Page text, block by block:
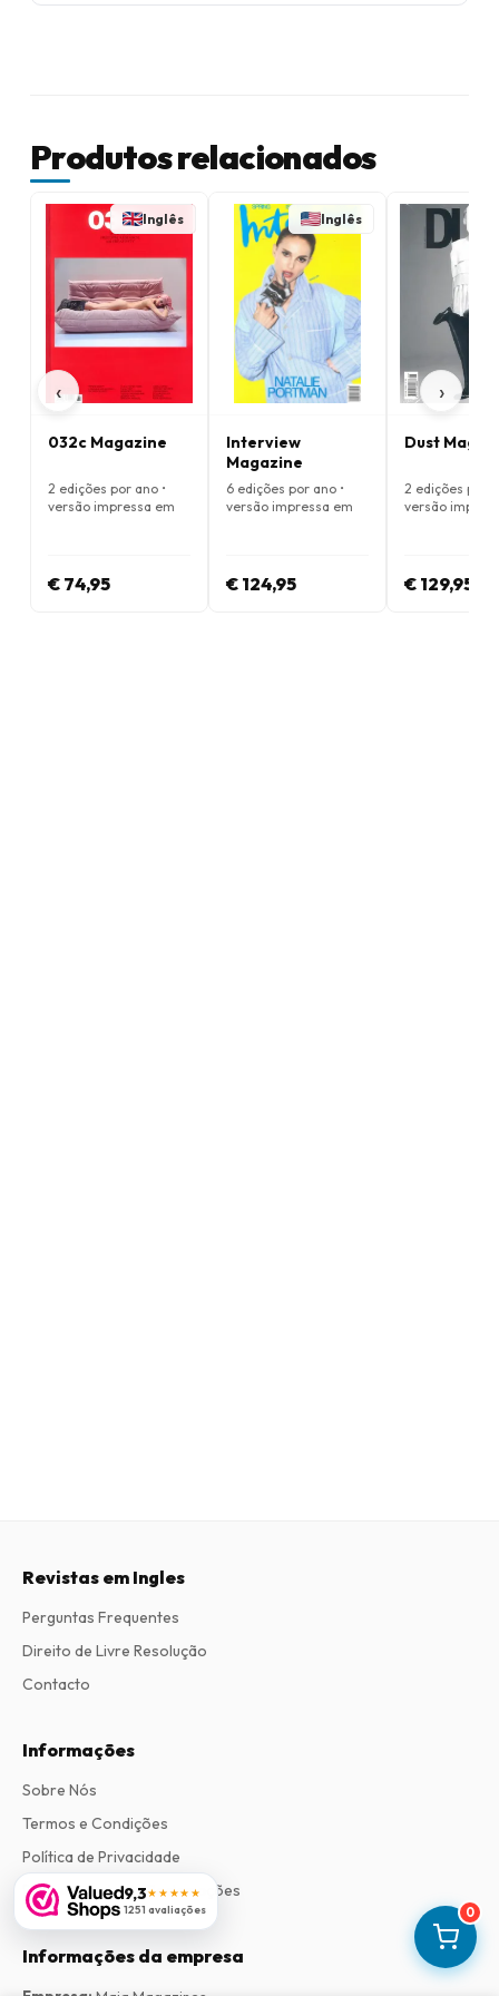
0
Produtos relacionados
‹
Inglês
032c Magazine
2 edições por ano •
versão impressa em
€ 74,95
Inglês
Interview
Magazine
6 edições por ano •
versão impressa em
€ 124,95
Dust
2 edições por
versão
€ 129,95
›
9,3★★★★★
1251 avaliações
Revistas em Ingles
Perguntas Frequentes
Direito de Livre Resolução
Contacto
Informações
Sobre Nós
Termos e Condições
Política de Privacidade
Procedimento de Reclamações
Informações da empresa